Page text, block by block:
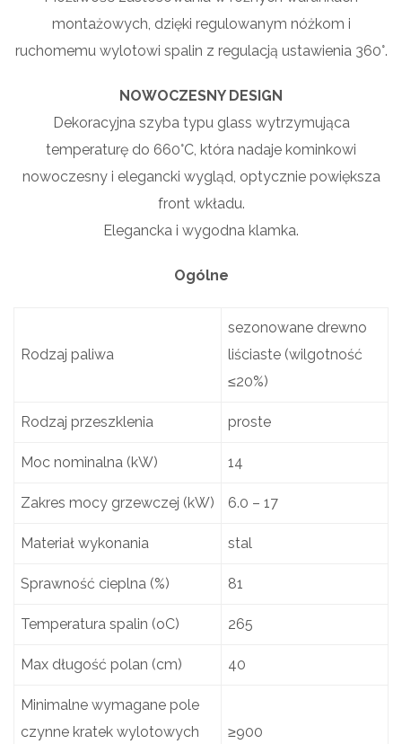
montażowych, dzięki regulowanym nóżkom i
ruchomemu wylotowi spalin z regulacją ustawienia 360°.
NOWOCZESNY DESIGN
Dekoracyjna szyba typu glass wytrzymująca
temperaturę do 660°C, która nadaje kominkowi
nowoczesny i elegancki wygląd, optycznie powiększa
front wkładu.
Elegancka i wygodna klamka.
Ogólne
Rodzaj paliwa
sezonowane drewno
liściaste (wilgotność
≤20%)
Rodzaj przeszklenia proste
Moc nominalna (kW) 14
Zakres mocy grzewczej (kW) 6.0 – 17
Materiał wykonania stal
Sprawność cieplna (%) 81
Temperatura spalin (oC) 265
Max długość polan (cm) 40
Minimalne wymagane pole
czynne kratek wylotowych
≥900